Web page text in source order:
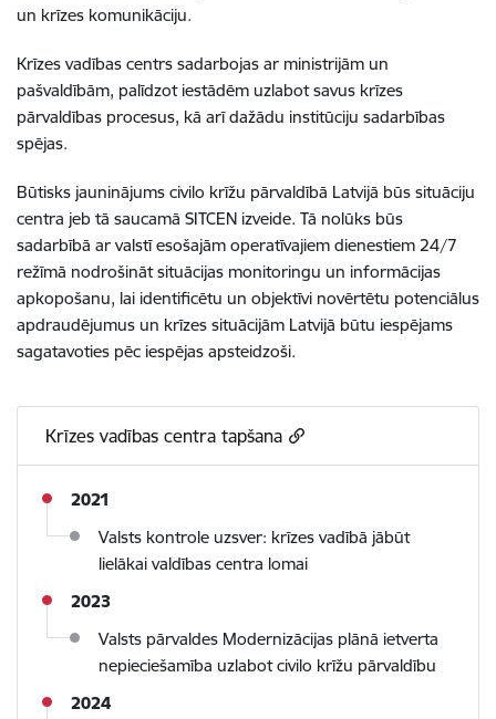
un krīzes komunikāciju.
Krīzes vadības centrs sadarbojas ar ministrijām un
pašvaldībām, palīdzot iestādēm uzlabot savus krīzes
pārvaldības procesus, kā arī dažādu institūciju sadarbības
spējas.
Būtisks jauninājums civilo krīžu pārvaldībā Latvijā būs situāciju
centra jeb tā saucamā SITCEN izveide. Tā nolūks būs
sadarbībā ar valstī esošajām operatīvajiem dienestiem 24/7
režīmā nodrošināt situācijas monitoringu un informācijas
apkopošanu, lai identificētu un objektīvi novērtētu potenciālus
apdraudējumus un krīzes situācijām Latvijā būtu iespējams
sagatavoties pēc iespējas apsteidzoši.
Krīzes vadības centra tapšana
2021
Valsts kontrole uzsver: krīzes vadībā jābūt
lielākai valdības centra lomai
2023
Valsts pārvaldes Modernizācijas plānā ietverta
nepieciešamība uzlabot civilo krīžu pārvaldību
2024